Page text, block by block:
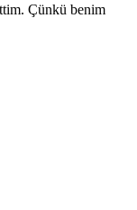
Çünkü benim